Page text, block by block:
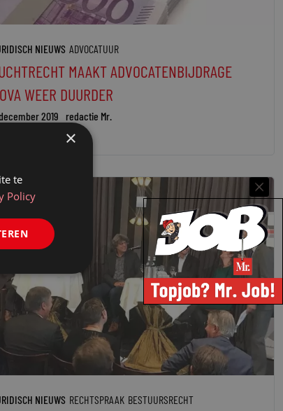
NIEUWS ADVOCATUUR
MAAKT ADVOCATENBIJDRAGE
WEER DUURDER
december 2019 redactie Mr.
NIEUWS RECHTSPRAAK BESTUURSRECHT
×
te
Policy